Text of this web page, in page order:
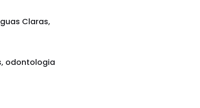
Claras,
odontologia